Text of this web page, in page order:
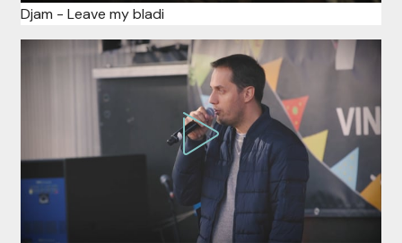
Djam - Leave my bladi